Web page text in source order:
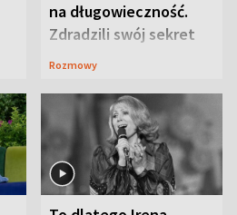
na długowieczność.
Zdradzili swój sekret
Rozmowy